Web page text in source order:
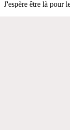
J'espère être là pour